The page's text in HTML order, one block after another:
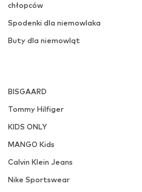
chłopców
Spodenki dla niemowlaka
Buty dla niemowląt
BISGAARD
Tommy Hilfiger
KIDS ONLY
MANGO Kids
Calvin Klein Jeans
Nike Sportswear